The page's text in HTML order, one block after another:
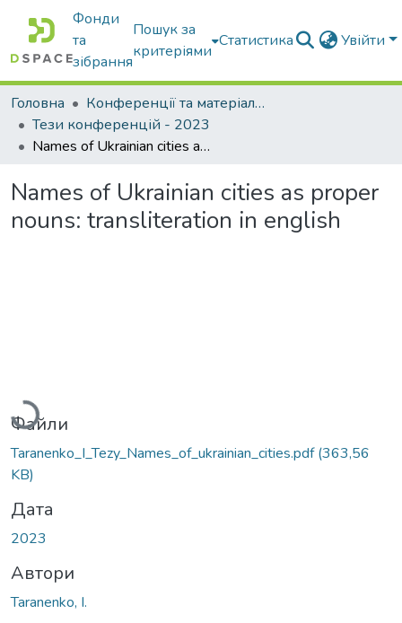
Фонди
та
зібрання
Пошук за
критеріями
Статистика Увійти
Головна
Конференції та матеріали конференцій
Тези конференцій - 2023
Names of Ukrainian cities as proper nouns: transliteration in english
Names of Ukrainian cities as proper
nouns: transliteration in english
Вантажиться...
Файли
Taranenko_I_Tezy_Names_of_ukrainian_cities.pdf(363,56
KB)
Дата
2023
Автори
Taranenko, I.